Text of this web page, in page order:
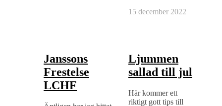
15 december 2022
Janssons
Frestelse
LCHF
Ljummen
sallad till jul
Här kommer ett
riktigt gott tips till